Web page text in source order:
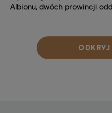
Albionu, dwóch prowincji